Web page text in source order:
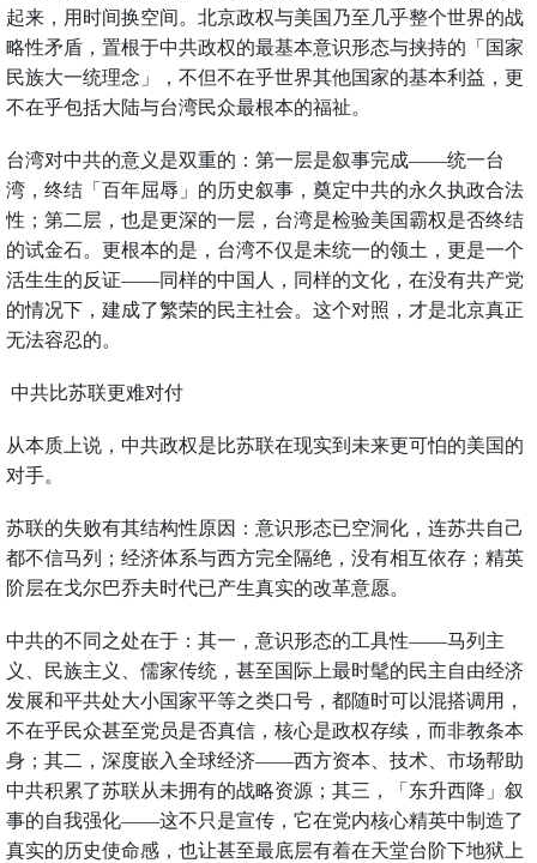
起来，用时间换空间。北京政权与美国乃至几乎整个世界的战
略性矛盾，置根于中共政权的最基本意识形态与挟持的「国家
民族大一统理念」，不但不在乎世界其他国家的基本利益，更
不在乎包括大陆与台湾民众最根本的福祉。
台湾对中共的意义是双重的：第一层是叙事完成——统一台
湾，终结「百年屈辱」的历史叙事，奠定中共的永久执政合法
性；第二层，也是更深的一层，台湾是检验美国霸权是否终结
的试金石。更根本的是，台湾不仅是未统一的领土，更是一个
活生生的反证——同样的中国人，同样的文化，在没有共产党
的情况下，建成了繁荣的民主社会。这个对照，才是北京真正
无法容忍的。
中共比苏联更难对付
从本质上说，中共政权是比苏联在现实到未来更可怕的美国的
对手。
苏联的失败有其结构性原因：意识形态已空洞化，连苏共自己
都不信马列；经济体系与西方完全隔绝，没有相互依存；精英
阶层在戈尔巴乔夫时代已产生真实的改革意愿。
中共的不同之处在于：其一，意识形态的工具性——马列主
义、民族主义、儒家传统，甚至国际上最时髦的民主自由经济
发展和平共处大小国家平等之类口号，都随时可以混搭调用，
不在乎民众甚至党员是否真信，核心是政权存续，而非教条本
身；其二，深度嵌入全球经济——西方资本、技术、市场帮助
中共积累了苏联从未拥有的战略资源；其三，「东升西降」叙
事的自我强化——这不只是宣传，它在党内核心精英中制造了
真实的历史使命感，也让甚至最底层有着在天堂台阶下地狱上